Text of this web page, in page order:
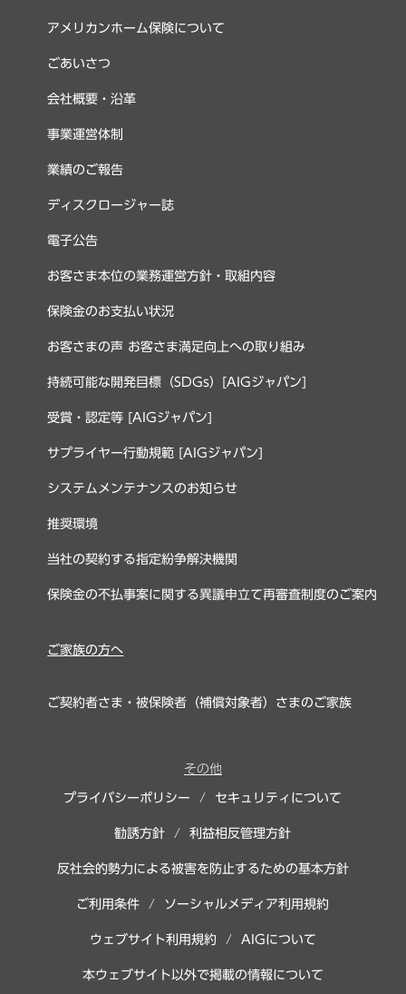
アメリカンホーム保険について
ごあいさつ
会社概要・沿革
事業運営体制
業績のご報告
ディスクロージャー誌
電子公告
お客さま本位の業務運営方針・取組内容
保険金のお支払い状況
お客さまの声 お客さま満足向上への取り組み
持続可能な開発目標（SDGs）[AIGジャパン]
受賞・認定等 [AIGジャパン]
サプライヤー行動規範 [AIGジャパン]
システムメンテナンスのお知らせ
推奨環境
当社の契約する指定紛争解決機関
保険金の不払事案に関する異議申立て再審査制度のご案内
ご家族の方へ
ご契約者さま・被保険者（補償対象者）さまのご家族
その他
プライバシーポリシー / セキュリティについて
勧誘方針 /利益相反管理方針
反社会的勢力による被害を防止するための基本方針
ご利用条件 / ソーシャルメディア利用規約
ウェブサイト利用規約 / AIGについて
本ウェブサイト以外で掲載の情報について